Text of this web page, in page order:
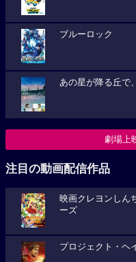
ブルーロック
あの星が降る丘で
劇場上
注目の動画配信作品
映画クレヨンしん
ーズ
プロジェクト・ヘ